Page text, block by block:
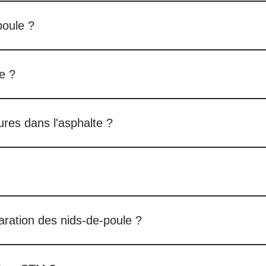
?
charge de trafic et la durabilité souhaitée.
?
ou à desprocédés de réhabilitation plus approfondis.
dans l'asphalte ?
des nids-de-poule ?